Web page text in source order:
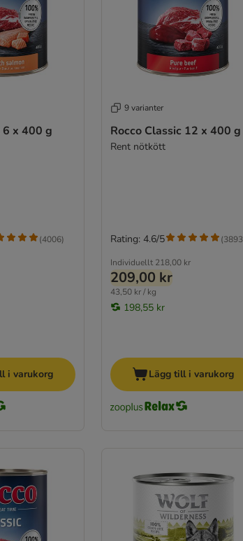
6 x 400 g
(4006)
i varukorg
9 varianter
Rocco Classic 12 x 400 g
Rent nötkött
Individuellt 218,00 kr
209,00 kr
43,50 kr / kg
198,55 kr
Rating: 4.6/5 (3893
Lägg till i varukorg